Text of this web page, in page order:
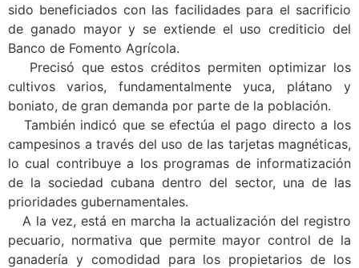
sido beneficiados con las facilidades para el sacrificio
de ganado mayor y se extiende el uso crediticio del
Banco de Fomento Agrícola.
Precisó que estos créditos permiten optimizar los
cultivos varios, fundamentalmente yuca, plátano y
boniato, de gran demanda por parte de la población.
También indicó que se efectúa el pago directo a los
campesinos a través del uso de las tarjetas magnéticas,
lo cual contribuye a los programas de informatización
de la sociedad cubana dentro del sector, una de las
prioridades gubernamentales.
A la vez, está en marcha la actualización del registro
pecuario, normativa que permite mayor control de la
ganadería y comodidad para los propietarios de los